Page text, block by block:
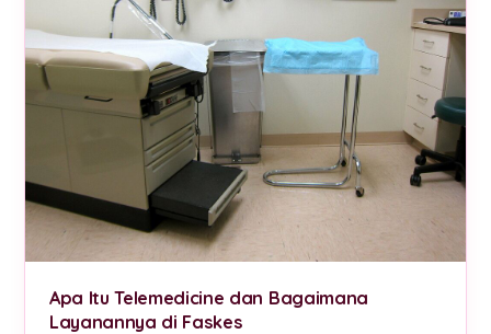
Apa Itu Telemedicine dan Bagaimana
Layanannya di Faskes